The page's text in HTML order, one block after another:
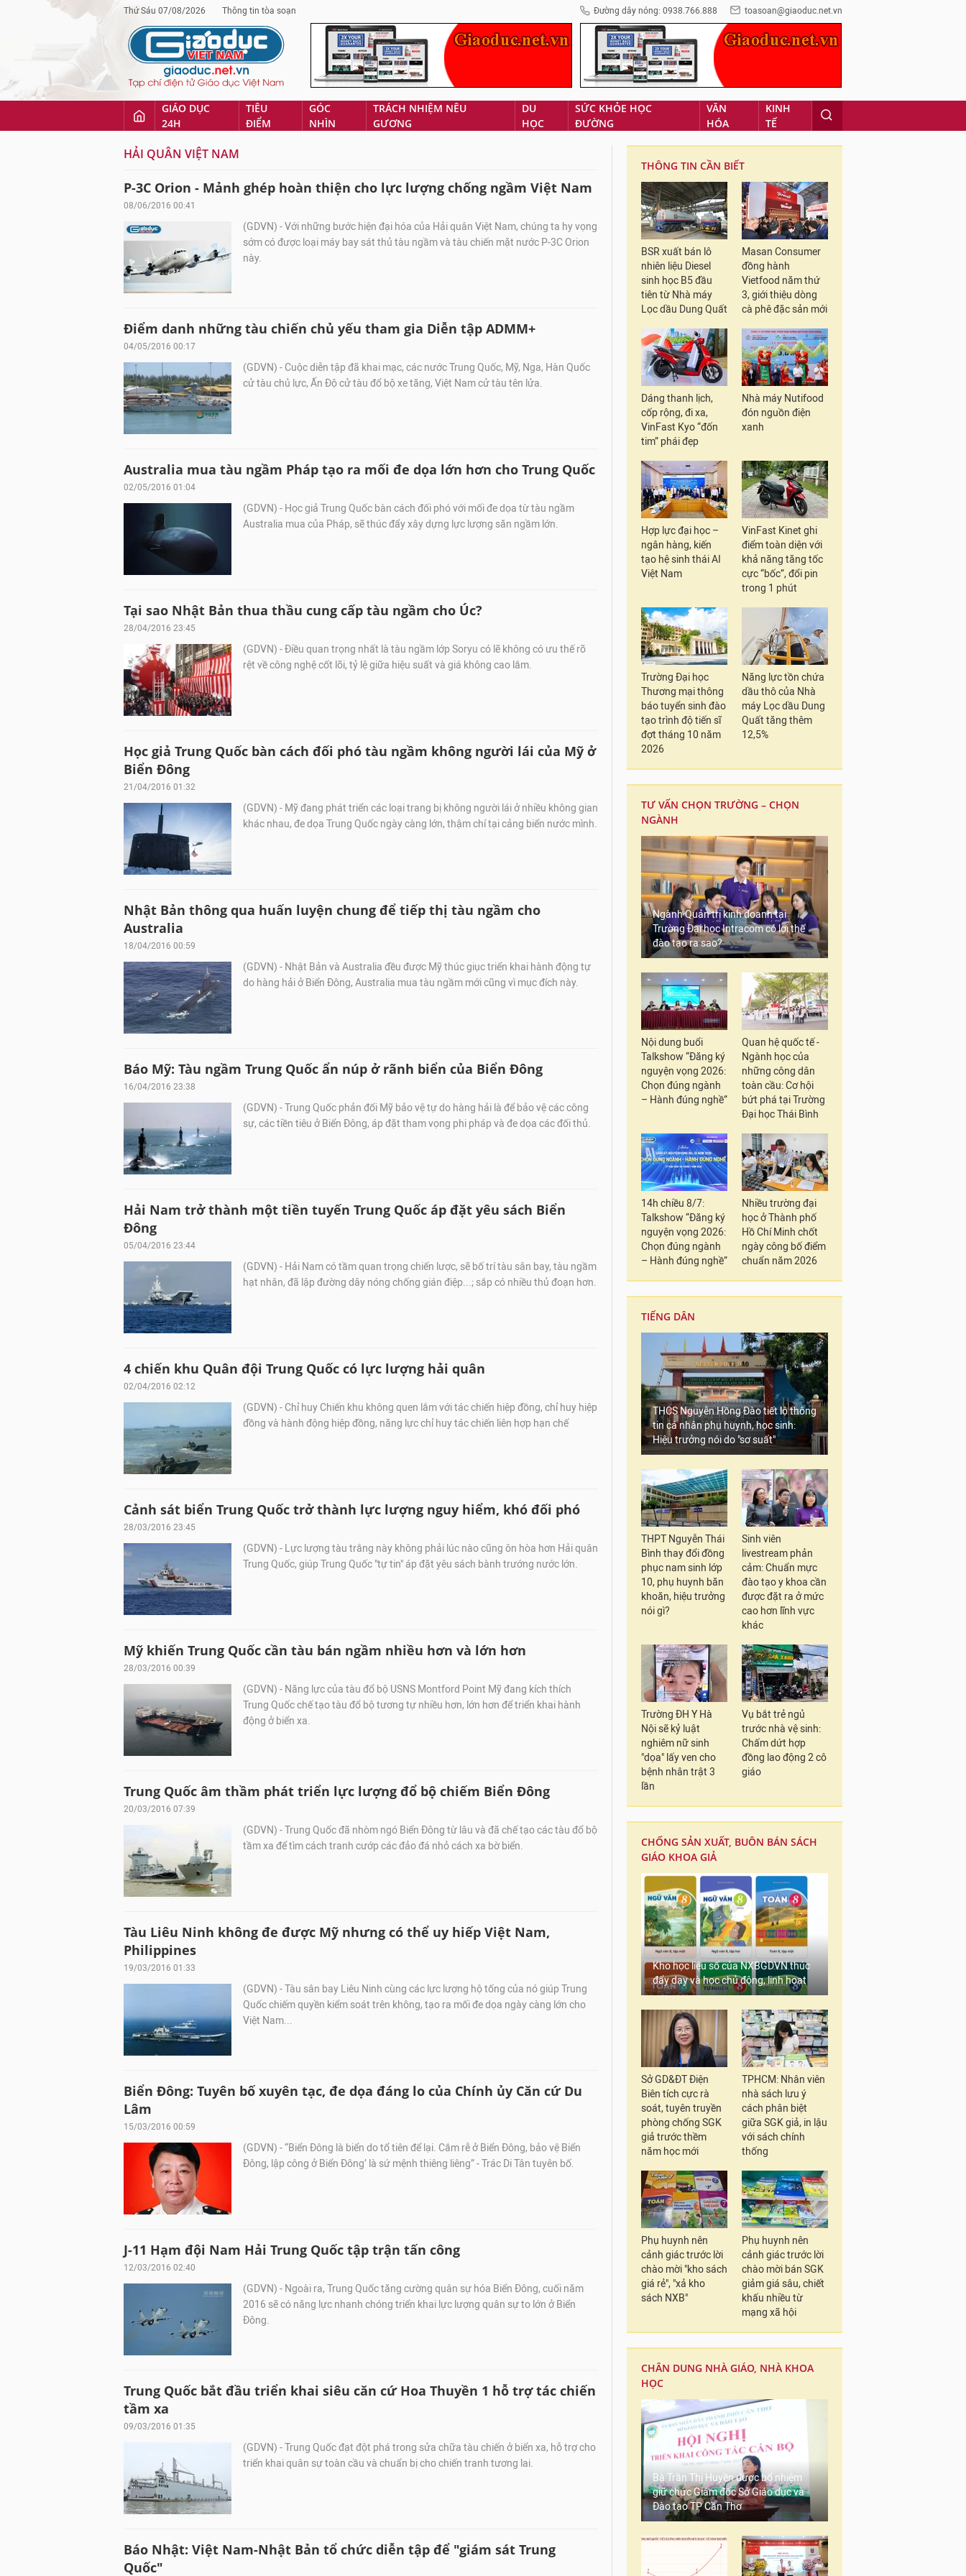
Thứ Sáu 07/08/2026 Thông tin tòa soạn Đường dây nóng: 0938.766.888 toasoan@giaoduc.net.vn
GIÁO DỤC
24H
TIÊU
ĐIỂM
GÓC
NHÌN
TRÁCH NHIỆM NÊU
GƯƠNG
DU
HỌC
SỨC KHỎE HỌC
ĐƯỜNG
VĂN
HÓA
KINH
TẾ
HẢI QUÂN VIỆT NAM
P-3C Orion - Mảnh ghép hoàn thiện cho lực lượng chống ngầm Việt Nam
08/06/2016 00:41
(GDVN) - Với những bước hiện đại hóa của Hải quân Việt Nam, chúng ta hy vọng
sớm có được loại máy bay sát thủ tàu ngầm và tàu chiến mặt nước P-3C Orion
này.
Điểm danh những tàu chiến chủ yếu tham gia Diễn tập ADMM+
04/05/2016 00:17
(GDVN) - Cuộc diễn tập đã khai mạc, các nước Trung Quốc, Mỹ, Nga, Hàn Quốc
cử tàu chủ lực, Ấn Độ cử tàu đổ bộ xe tăng, Việt Nam cử tàu tên lửa.
Australia mua tàu ngầm Pháp tạo ra mối đe dọa lớn hơn cho Trung Quốc
02/05/2016 01:04
(GDVN) - Học giả Trung Quốc bàn cách đối phó với mối đe dọa từ tàu ngầm
Australia mua của Pháp, sẽ thúc đẩy xây dựng lực lượng săn ngầm lớn.
Tại sao Nhật Bản thua thầu cung cấp tàu ngầm cho Úc?
28/04/2016 23:45
(GDVN) - Điều quan trọng nhất là tàu ngầm lớp Soryu có lẽ không có ưu thế rõ
rệt về công nghệ cốt lõi, tỷ lệ giữa hiệu suất và giá không cao lắm.
Học giả Trung Quốc bàn cách đối phó tàu ngầm không người lái của Mỹ ở
Biển Đông
21/04/2016 01:32
(GDVN) - Mỹ đang phát triển các loại trang bị không người lái ở nhiều không gian
khác nhau, đe dọa Trung Quốc ngày càng lớn, thậm chí tại cảng biển nước mình.
Nhật Bản thông qua huấn luyện chung để tiếp thị tàu ngầm cho
Australia
18/04/2016 00:59
(GDVN) - Nhật Bản và Australia đều được Mỹ thúc giục triển khai hành động tự
do hàng hải ở Biển Đông, Australia mua tàu ngầm mới cũng vì mục đích này.
Báo Mỹ: Tàu ngầm Trung Quốc ẩn núp ở rãnh biển của Biển Đông
16/04/2016 23:38
(GDVN) - Trung Quốc phản đối Mỹ bảo vệ tự do hàng hải là để bảo vệ các công
sự, các tiền tiêu ở Biển Đông, áp đặt tham vọng phi pháp và đe dọa các đối thủ.
Hải Nam trở thành một tiền tuyến Trung Quốc áp đặt yêu sách Biển
Đông
05/04/2016 23:44
(GDVN) - Hải Nam có tầm quan trọng chiến lược, sẽ bố trí tàu sân bay, tàu ngầm
hạt nhân, đã lập đường dây nóng chống gián điệp...; sắp có nhiều thủ đoạn hơn.
4 chiến khu Quân đội Trung Quốc có lực lượng hải quân
02/04/2016 02:12
(GDVN) - Chỉ huy Chiến khu không quen lắm với tác chiến hiệp đồng, chỉ huy hiệp
đồng và hành động hiệp đồng, năng lực chỉ huy tác chiến liên hợp hạn chế
Cảnh sát biển Trung Quốc trở thành lực lượng nguy hiểm, khó đối phó
28/03/2016 23:45
(GDVN) - Lực lượng tàu trắng này không phải lúc nào cũng ôn hòa hơn Hải quân
Trung Quốc, giúp Trung Quốc "tự tin" áp đặt yêu sách bành trướng nước lớn.
Mỹ khiến Trung Quốc cần tàu bán ngầm nhiều hơn và lớn hơn
28/03/2016 00:39
(GDVN) - Năng lực của tàu đổ bộ USNS Montford Point Mỹ đang kích thích
Trung Quốc chế tạo tàu đổ bộ tương tự nhiều hơn, lớn hơn để triển khai hành
động ở biển xa.
Trung Quốc âm thầm phát triển lực lượng đổ bộ chiếm Biển Đông
20/03/2016 07:39
(GDVN) - Trung Quốc đã nhòm ngó Biển Đông từ lâu và đã chế tạo các tàu đổ bộ
tầm xa để tìm cách tranh cướp các đảo đá nhỏ cách xa bờ biển.
Tàu Liêu Ninh không đe được Mỹ nhưng có thể uy hiếp Việt Nam,
Philippines
19/03/2016 01:33
(GDVN) - Tàu sân bay Liêu Ninh cùng các lực lượng hộ tống của nó giúp Trung
Quốc chiếm quyền kiểm soát trên không, tạo ra mối đe dọa ngày càng lớn cho
Việt Nam...
Biển Đông: Tuyên bố xuyên tạc, đe dọa đáng lo của Chính ủy Căn cứ Du
Lâm
15/03/2016 00:59
(GDVN) - “Biển Đông là biển do tổ tiên để lại. Cắm rễ ở Biển Đông, bảo vệ Biển
Đông, lập công ở Biển Đông’ là sứ mệnh thiêng liêng” - Trác Di Tân tuyên bố.
J-11 Hạm đội Nam Hải Trung Quốc tập trận tấn công
12/03/2016 02:40
(GDVN) - Ngoài ra, Trung Quốc tăng cường quân sự hóa Biển Đông, cuối năm
2016 sẽ có năng lực nhanh chóng triển khai lực lượng quân sự to lớn ở Biển
Đông.
Trung Quốc bắt đầu triển khai siêu căn cứ Hoa Thuyền 1 hỗ trợ tác chiến
tầm xa
09/03/2016 01:35
(GDVN) - Trung Quốc đạt đột phá trong sửa chữa tàu chiến ở biển xa, hỗ trợ cho
triển khai quân sự toàn cầu và chuẩn bị cho chiến tranh tương lai.
Báo Nhật: Việt Nam-Nhật Bản tổ chức diễn tập để "giám sát Trung
Quốc"
THÔNG TIN CẦN BIẾT
BSR xuất bán lô
nhiên liệu Diesel
sinh học B5 đầu
tiên từ Nhà máy
Lọc dầu Dung Quất
Masan Consumer
đồng hành
Vietfood năm thứ
3, giới thiệu dòng
cà phê đặc sản mới
Dáng thanh lịch,
cốp rộng, đi xa,
VinFast Kyo “đốn
tim” phái đẹp
Nhà máy Nutifood
đón nguồn điện
xanh
Hợp lực đại học –
ngân hàng, kiến
tạo hệ sinh thái AI
Việt Nam
VinFast Kinet ghi
điểm toàn diện với
khả năng tăng tốc
cực “bốc”, đổi pin
trong 1 phút
Trường Đại học
Thương mại thông
báo tuyển sinh đào
tạo trình độ tiến sĩ
đợt tháng 10 năm
2026
Năng lực tồn chứa
dầu thô của Nhà
máy Lọc dầu Dung
Quất tăng thêm
12,5%
TƯ VẤN CHỌN TRƯỜNG – CHỌN
NGÀNH
Ngành Quản trị kinh doanh tại
Trường Đại học Intracom có lợi thế
đào tạo ra sao?
Nội dung buổi
Talkshow “Đăng ký
nguyện vọng 2026:
Chọn đúng ngành
– Hành đúng nghề”
Quan hệ quốc tế -
Ngành học của
những công dân
toàn cầu: Cơ hội
bứt phá tại Trường
Đại học Thái Bình
14h chiều 8/7:
Talkshow “Đăng ký
nguyện vọng 2026:
Chọn đúng ngành
– Hành đúng nghề”
Nhiều trường đại
học ở Thành phố
Hồ Chí Minh chốt
ngày công bố điểm
chuẩn năm 2026
TIẾNG DÂN
THCS Nguyễn Hồng Đào tiết lộ thông
tin cá nhân phụ huynh, học sinh:
Hiệu trưởng nói do "sơ suất"
THPT Nguyễn Thái
Bình thay đổi đồng
phục nam sinh lớp
10, phụ huynh băn
khoăn, hiệu trưởng
nói gì?
Sinh viên
livestream phản
cảm: Chuẩn mực
đào tạo y khoa cần
được đặt ra ở mức
cao hơn lĩnh vực
khác
Trường ĐH Y Hà
Nội sẽ kỷ luật
nghiêm nữ sinh
"dọa" lấy ven cho
bệnh nhân trật 3
lần
Vụ bắt trẻ ngủ
trước nhà vệ sinh:
Chấm dứt hợp
đồng lao động 2 cô
giáo
CHỐNG SẢN XUẤT, BUÔN BÁN SÁCH
GIÁO KHOA GIẢ
Kho học liệu số của NXBGDVN thúc
đẩy dạy và học chủ động, linh hoạt
Sở GD&ĐT Điện
Biên tích cực rà
soát, tuyên truyền
phòng chống SGK
giả trước thềm
năm học mới
TPHCM: Nhân viên
nhà sách lưu ý
cách phân biệt
giữa SGK giả, in lậu
với sách chính
thống
Phụ huynh nên
cảnh giác trước lời
chào mời "kho sách
giá rẻ", "xả kho
sách NXB"
Phụ huynh nên
cảnh giác trước lời
chào mời bán SGK
giảm giá sâu, chiết
khấu nhiều từ
mạng xã hội
CHÂN DUNG NHÀ GIÁO, NHÀ KHOA
HỌC
Bà Trần Thị Huyền được bổ nhiệm
giữ chức Giám đốc Sở Giáo dục và
Đào tạo TP Cần Thơ